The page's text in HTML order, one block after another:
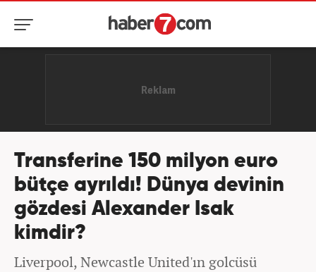
Transferine 150 milyon euro
bütçe ayrıldı! Dünya devinin
gözdesi Alexander Isak
kimdir?
Liverpool, Newcastle United'ın golcüsü